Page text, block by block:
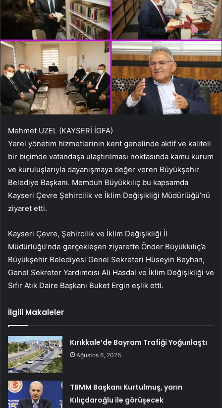
Mehmet UZEL (KAYSERİ İGFA)
Yerel yönetim hizmetlerinin kent genelinde aktif ve kaliteli
bir biçimde vatandaşa ulaştırılması noktasında kamu kurum
ve kuruluşlarıyla dayanışmaya değer veren Büyükşehir
Belediye Başkanı. Memduh Büyükkılıç bu kapsamda
Kayseri Çevre Şehircilik ve İklim Değişikliği Müdürlüğü’nü
ziyaret etti.
Kayseri Çevre, Şehircilik ve İklim Değişikliği İl
Müdürlüğü’nde gerçekleşen ziyarette Önder Büyükkılıç’a
Büyükşehir Belediyesi Genel Sekreteri Hüseyin Beyhan,
Genel Sekreter Yardımcısı Ali Hasdal ve İklim Değişikliği ve
Sıfır Atık Daire Başkanı Buket Ergin eşlik etti.
İlgili Makaleler
Kırıkkale’de Bayram Trafiği Yoğunlaştı
Ağustos 6, 2026
TBMM Başkanı Kurtulmuş, yarın
Kılıçdaroğlu ile görüşecek